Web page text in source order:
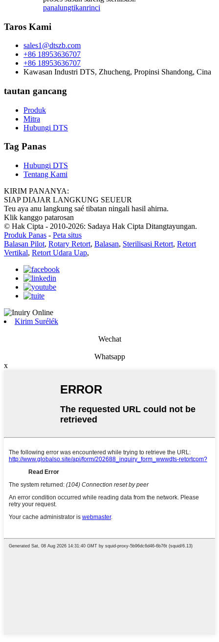
panalungtikanrinci
Taros Kami
sales1@dtszb.com
+86 18953636707
+86 18953636707
Kawasan Industri DTS, Zhucheng, Propinsi Shandong, Cina
tautan gancang
Produk
Mitra
Hubungi DTS
Tag Panas
Hubungi DTS
Tentang Kami
KIRIM PANANYA:
SIAP DIAJAR LANGKUNG SEUEUR
Teu aya anu langkung saé tibatan ningali hasil ahirna.
Klik kanggo patarosan
© Hak Cipta - 2010-2026: Sadaya Hak Cipta Ditangtayungan.
Produk Panas - Peta situs
Balasan Pilot, Rotary Retort, Balasan, Sterilisasi Retort, Retort
Vertikal, Retort Udara Uap,
Kirim Surélék
Wechat
Whatsapp
x